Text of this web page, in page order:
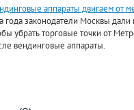
аппараты двигаем от
года законодатели Москвы
убрать торговые точки от
вендинговые аппараты.